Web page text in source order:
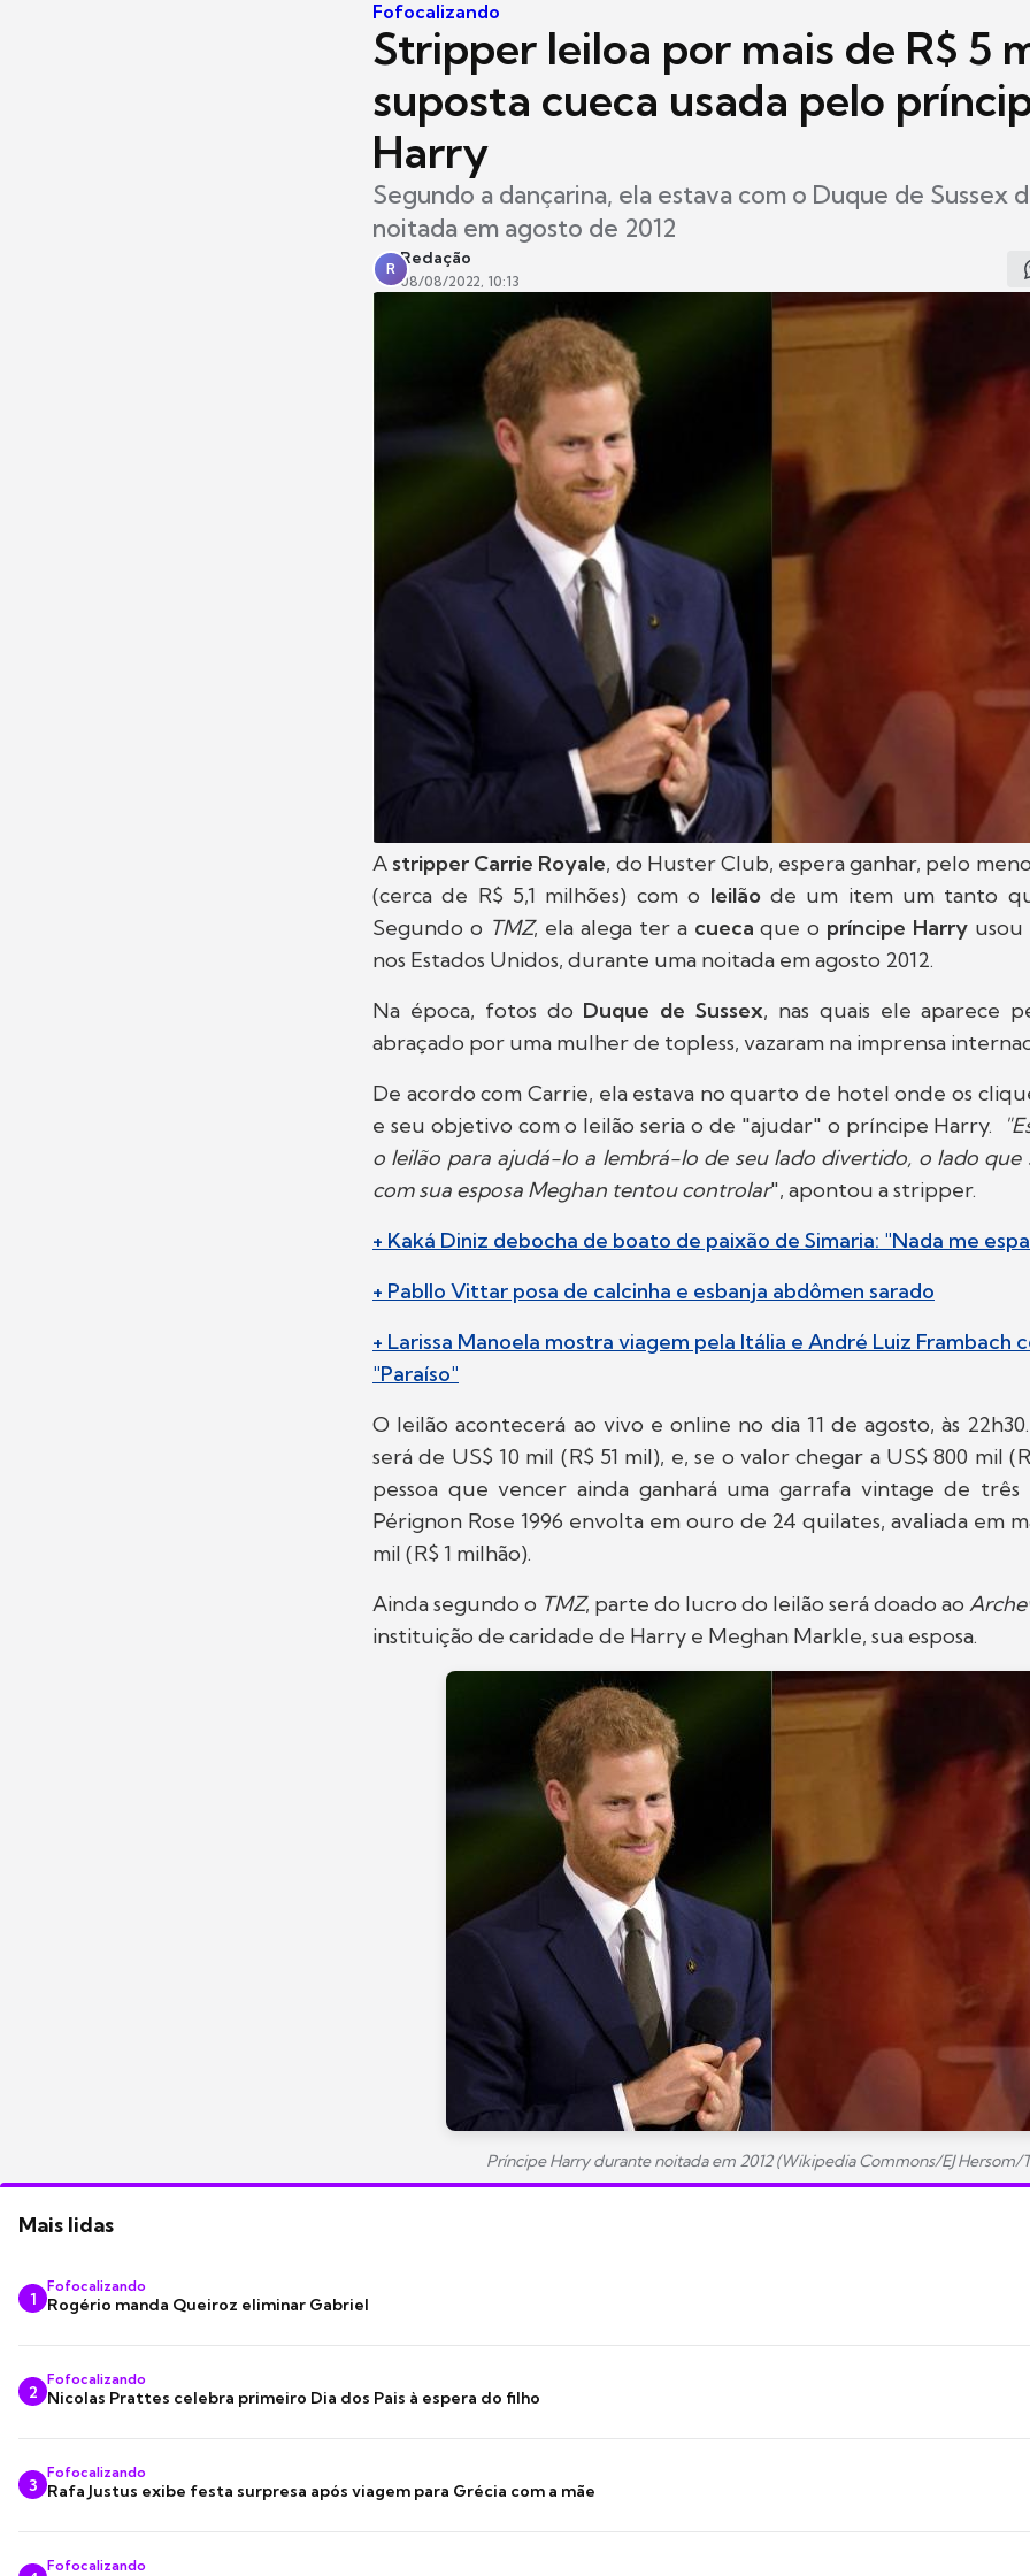
Fofocalizando
Stripper leiloa por mais de R$ 5
suposta cueca usada pelo
Harry
Segundo a dançarina, ela estava com o Duque de Sussex
noitada em agosto de 2012
R
Redação
08/08/2022, 10:13
Astripper Carrie Royale, do Huster Club, espera ganhar, pelo
(cerca de R$ 5,1 milhões) com o leilão de um item um tanto
Segundo o TMZ, ela alega ter a cueca que o príncipe Harry
nos Estados Unidos, durante uma noitada em agosto 2012.
Na época, fotos do Duque de Sussex, nas quais ele aparece
abraçado por uma mulher de topless, vazaram na imprensa
De acordo com Carrie, ela estava no quarto de hotel onde os
e seu objetivo com o leilão seria o de "ajudar" o príncipe Harry.
o leilão para ajudá-lo a lembrá-lo de seu lado divertido, o lado que
com sua esposa Meghan tentou controlar", apontou a stripper.
+ Kaká Diniz debocha de boato de paixão de Simaria: "Nada me
+ Pabllo Vittar posa de calcinha e esbanja abdômen sarado
+ Larissa Manoela mostra viagem pela Itália e André Luiz Frambach
"Paraíso"
O leilão acontecerá ao vivo e online no dia 11 de agosto, às
será de US$ 10 mil (R$ 51 mil), e, se o valor chegar a US$ 800 mil
pessoa que vencer ainda ganhará uma garrafa vintage de
Pérignon Rose 1996 envolta em ouro de 24 quilates, avaliada em
mil (R$ 1 milhão).
Ainda segundo o TMZ, parte do lucro do leilão será doado ao
instituição de caridade de Harry e Meghan Markle, sua esposa.
Príncipe Harry durante noitada em 2012 (Wikipedia Commons/EJ Hersom/
Mais lidas
1
Fofocalizando
Rogério manda Queiroz eliminar Gabriel
2
Fofocalizando
Nicolas Prattes celebra primeiro Dia dos Pais à espera do filho
3
Fofocalizando
Rafa Justus exibe festa surpresa após viagem para Grécia com a mãe
Fofocalizando